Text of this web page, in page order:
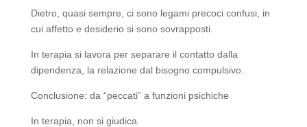
Dietro, quasi sempre, ci sono legami precoci confusi, in
cui affetto e desiderio si sono sovrapposti.
In terapia si lavora per separare il contatto dalla
dipendenza, la relazione dal bisogno compulsivo.
Conclusione: da “peccati” a funzioni psichiche
In terapia, non si giudica.